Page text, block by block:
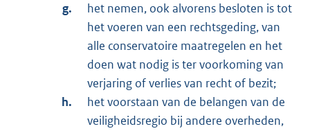
het nemen, ook alvorens besloten is tot
het voeren van een rechtsgeding, van
alle conservatoire maatregelen en het
doen wat nodig is ter voorkoming van
verjaring of verlies van recht of bezit;
het voorstaan van de belangen van de
veiligheidsregio bij andere overheden,